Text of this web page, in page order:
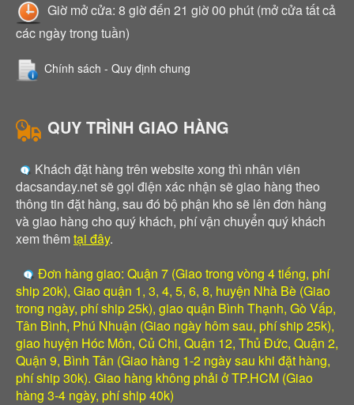
Giờ mở cửa: 8 giờ đến 21 giờ 00 phút (mở cửa tất cả
các ngày trong tuần)
Chính sách - Quy định chung
QUY TRÌNH GIAO HÀNG
Khách đặt hàng trên website xong thì nhân viên
dacsanday.net sẽ gọi điện xác nhận sẽ giao hàng theo
thông tin đặt hàng, sau đó bộ phận kho sẽ lên đơn hàng
và giao hàng cho quý khách, phí vận chuyển quý khách
xem thêm tại đây.
Đơn hàng giao: Quận 7 (Giao trong vòng 4 tiếng, phí
ship 20k), Giao quận 1, 3, 4, 5, 6, 8, huyện Nhà Bè (Giao
trong ngày, phí ship 25k), giao quận Bình Thạnh, Gò Vấp,
Tân Bình, Phú Nhuận (Giao ngày hôm sau, phí ship 25k),
giao huyện Hóc Môn, Củ Chi, Quận 12, Thủ Đức, Quận 2,
Quận 9, Bình Tân (Giao hàng 1-2 ngày sau khi đặt hàng,
phí ship 30k). Giao hàng không phải ở TP.HCM (Giao
hàng 3-4 ngày, phí ship 40k)